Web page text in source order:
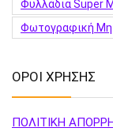
Φυλλάδια Super
Φωτογραφική
ΟΡΟΙ ΧΡΗΣΗΣ
ΠΟΛΙΤΙΚΗ